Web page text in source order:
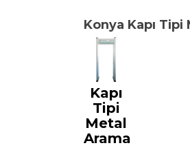
Konya Kapı
Kapı
Tipi
Metal
Arama